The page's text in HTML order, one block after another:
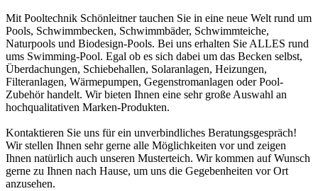
Mit Pooltechnik Schönleitner tauchen Sie in eine neue Welt rund um
Pools, Schwimmbecken, Schwimmbäder, Schwimmteiche,
Naturpools und Biodesign-Pools. Bei uns erhalten Sie ALLES rund
ums Swimming-Pool. Egal ob es sich dabei um das Becken selbst,
Überdachungen, Schiebehallen, Solaranlagen, Heizungen,
Filteranlagen, Wärmepumpen, Gegenstromanlagen oder Pool-
Zubehör handelt. Wir bieten Ihnen eine sehr große Auswahl an
hochqualitativen Marken-Produkten.
Kontaktieren Sie uns für ein unverbindliches Beratungsgespräch!
Wir stellen Ihnen sehr gerne alle Möglichkeiten vor und zeigen
Ihnen natürlich auch unseren Musterteich. Wir kommen auf Wunsch
gerne zu Ihnen nach Hause, um uns die Gegebenheiten vor Ort
anzusehen.